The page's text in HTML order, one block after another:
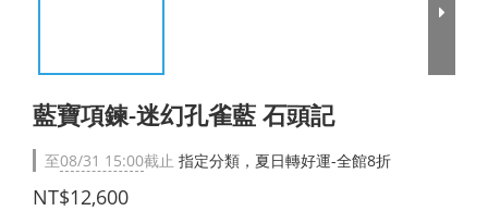
藍寶項鍊-迷幻孔雀藍 石頭記
至08/31 15:00截止 指定分類，夏日轉好運-全館8折
NT$12,600